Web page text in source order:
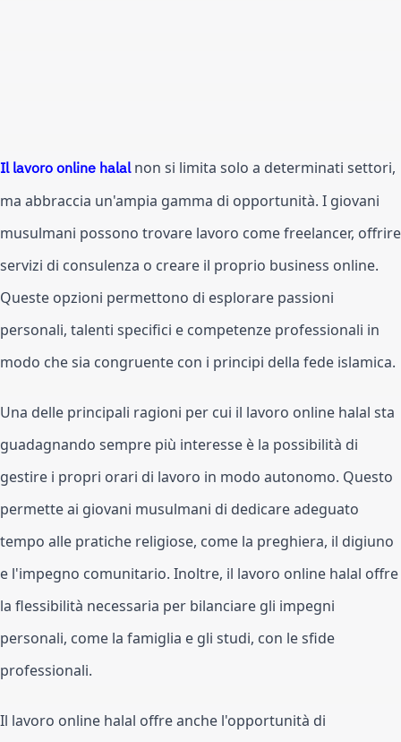
Il lavoro online halal non si limita solo a determinati settori,
ma abbraccia un'ampia gamma di opportunità. I giovani
musulmani possono trovare lavoro come freelancer, offrire
servizi di consulenza o creare il proprio business online.
Queste opzioni permettono di esplorare passioni
personali, talenti specifici e competenze professionali in
modo che sia congruente con i principi della fede islamica.
Una delle principali ragioni per cui il lavoro online halal sta
guadagnando sempre più interesse è la possibilità di
gestire i propri orari di lavoro in modo autonomo. Questo
permette ai giovani musulmani di dedicare adeguato
tempo alle pratiche religiose, come la preghiera, il digiuno
e l'impegno comunitario. Inoltre, il lavoro online halal offre
la flessibilità necessaria per bilanciare gli impegni
personali, come la famiglia e gli studi, con le sfide
professionali.
Il lavoro online halal offre anche l'opportunità di